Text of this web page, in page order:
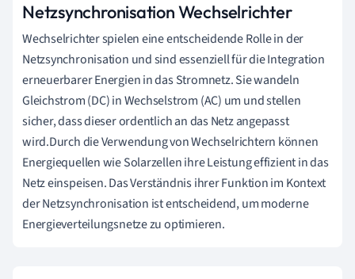
Netzsynchronisation Wechselrichter
Wechselrichter spielen eine entscheidende Rolle in der
Netzsynchronisation und sind essenziell für die Integration
erneuerbarer Energien in das Stromnetz. Sie wandeln
Gleichstrom (DC) in Wechselstrom (AC) um und stellen
sicher, dass dieser ordentlich an das Netz angepasst
wird.Durch die Verwendung von Wechselrichtern können
Energiequellen wie Solarzellen ihre Leistung effizient in das
Netz einspeisen. Das Verständnis ihrer Funktion im Kontext
der Netzsynchronisation ist entscheidend, um moderne
Energieverteilungsnetze zu optimieren.